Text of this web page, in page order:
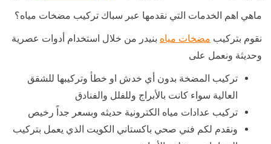
ماهي اهم الخدمات التي نقدمها عبر سباك تركيب مضخات مياه؟
نقوم بتركيب مضخات مياه بنيدر من خلال استخدام أدوات عصرية
وحديثة ونعمل على
تركيب المضخة بدون أي خدش او خطأ وتركيبها للشقق
العالية سواء كانت بالأبراج وللفلل والفنادق
تركيب عدادات مياه الكترونية حديثه وبسعر جداً رخيص
ونقدم لكم فني صحي باكستاني الكويت الذي يعمل بتركيب